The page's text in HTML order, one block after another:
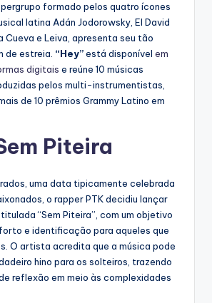
formado pelos quatro ícones
latina Adán Jodorowsky, El David
Cueva e Leiva, apresenta seu tão
de estreia. “Hey”está disponível em
digitais e reúne 10 músicas
pelos multi-instrumentistas,
de 10 prêmios Grammy Latino em
Piteira
uma data tipicamente celebrada
o rapper PTK decidiu lançar
“Sem Piteira”, com um objetivo
e identificação para aqueles que
O artista acredita que a música pode
hino para os solteiros, trazendo
reflexão em meio às complexidades